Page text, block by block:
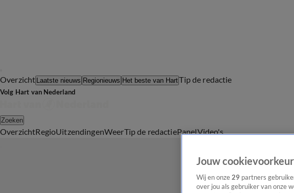
Overzicht Laatste nieuws Regionieuws Het beste van HartTip de redactie
Volg Hart van Nederland
Zoeken
OverzichtRegioUitzendingenWeerTip de redactiePanelVideo's
Jouw
Wij en onze 29 partners
over jou als gebruiker van onze